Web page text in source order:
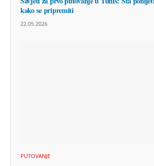
kako se pripremiti
22.05.2026
PUTOVANJE